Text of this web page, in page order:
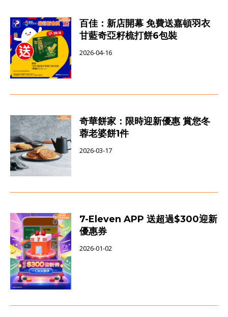
百佳：新店開幕 免費送嘉頓羽衣
甘藍奇亞籽梳打餅6包裝
2026-04-16
奇華餅家：限時迎新優惠 賞您冬
蓉老婆餅1件
2026-03-17
7-Eleven APP 送超過$300迎新
優惠券
2026-01-02